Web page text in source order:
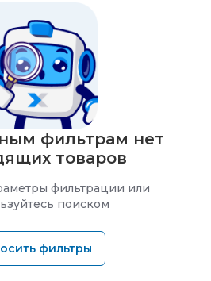
фильтрам нет
товаров
фильтрации или
поиском
фильтры